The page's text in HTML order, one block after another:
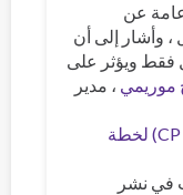
عن
، وأشار إلى أن
فقط ويؤثر على
، مدير
البرنامج الاستشاري للأدوية (CP DAP) لخطة
في نشر